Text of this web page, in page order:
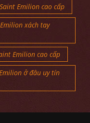
Emilion cao cấp
xách tay
Emilion cao cấp
ở đâu uy tín